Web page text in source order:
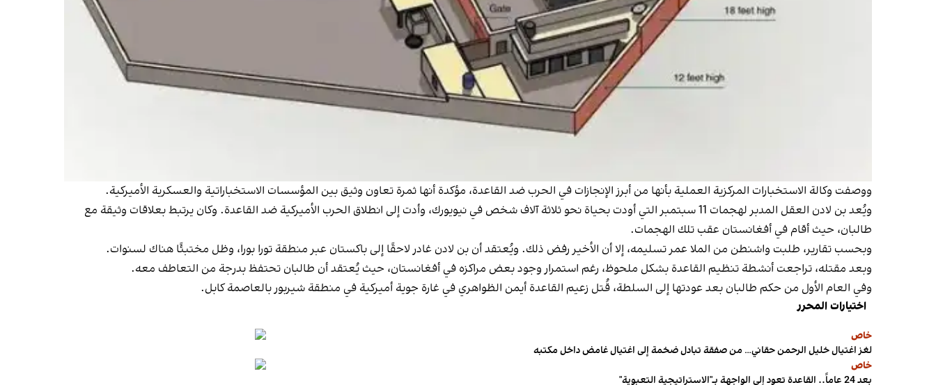
ووصفت وكالة الاستخبارات المركزية العملية بأنها من أبرز الإنجازات في الحرب ضد القاعدة، مؤكدة أنها ثمرة تعاون وثيق بين المؤسسات الاستخباراتية والعسكرية الأميركية.
ويُعد بن لادن العقل المدبر لهجمات 11 سبتمبر التي أودت بحياة نحو ثلاثة آلاف شخص في نيويورك، وأدت إلى انطلاق الحرب الأميركية ضد القاعدة. وكان يرتبط بعلاقات وثيقة مع
طالبان، حيث أقام في أفغانستان عقب تلك الهجمات.
وبحسب تقارير، طلبت واشنطن من الملا عمر تسليمه، إلا أن الأخير رفض ذلك. ويُعتقد أن بن لادن غادر لاحقًا إلى باكستان عبر منطقة تورا بورا، وظل مختبئًا هناك لسنوات.
وبعد مقتله، تراجعت أنشطة تنظيم القاعدة بشكل ملحوظ، رغم استمرار وجود بعض مراكزه في أفغانستان، حيث يُعتقد أن طالبان تحتفظ بدرجة من التعاطف معه.
وفي العام الأول من حكم طالبان بعد عودتها إلى السلطة، قُتل زعيم القاعدة أيمن الظواهري في غارة جوية أميركية في منطقة شيربور بالعاصمة كابل.
اختيارات المحرر
خاص
لغز اغتيال خليل الرحمن حقاني… من صفقة تبادل ضخمة إلى اغتيال غامض داخل مكتبه
خاص
بعد 24 عاماً.. القاعدة تعود إلى الواجهة بـ"الاستراتيجية التعبوية"